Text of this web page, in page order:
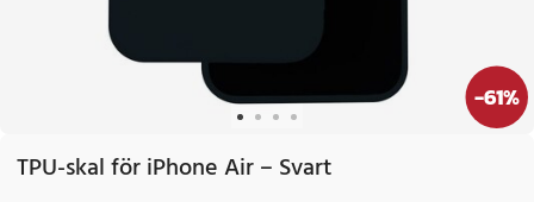
-61%
TPU-skal för iPhone Air – Svart